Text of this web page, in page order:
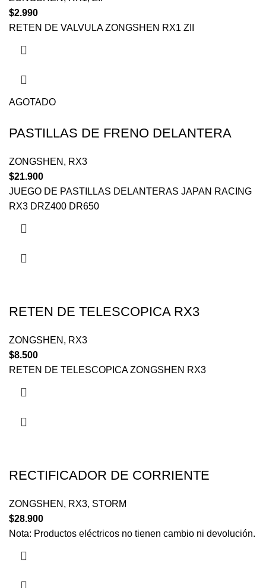
$2.990
RETEN DE VALVULA ZONGSHEN RX1 ZII
AGOTADO
PASTILLAS DE FRENO DELANTERA
ZONGSHEN , RX3
$21.900
JUEGO DE PASTILLAS DELANTERAS JAPAN RACING
RX3 DRZ400 DR650
RETEN DE TELESCOPICA RX3
ZONGSHEN , RX3
$8.500
RETEN DE TELESCOPICA ZONGSHEN RX3
RECTIFICADOR DE CORRIENTE
ZONGSHEN , RX3, STORM
$28.900
Nota: Productos eléctricos no tienen cambio ni devolución.